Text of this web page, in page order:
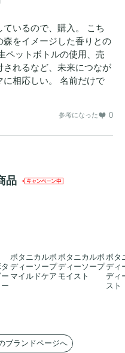
いるので、購入。 こち
森をイメージした香りとの
ペットボトルの使用、売
されるなど、未来につなが
に相応しい。 名前だけで
参考になった 0
品
ボタニカルボ
ディーソープ
マイルドケア
ボタニカルボ
ディーソープ
モイスト
ボタ
ディ
ディ
スト
ブランドページへ